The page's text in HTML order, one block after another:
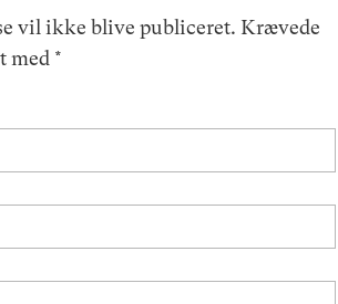
vil ikke blive publiceret. Krævede
med *